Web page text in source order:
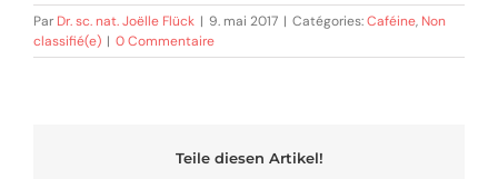
Par Dr. sc. nat. Joëlle Flück | 9. mai 2017 | Catégories:Caféine, Non
classifié(e) | 0 Commentaire
Teile diesen Artikel!